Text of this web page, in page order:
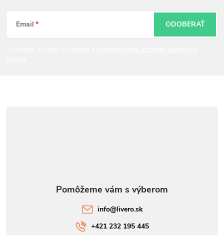
ä
Email ODOBERAŤ
info@livero.sk
+421 232 195 445